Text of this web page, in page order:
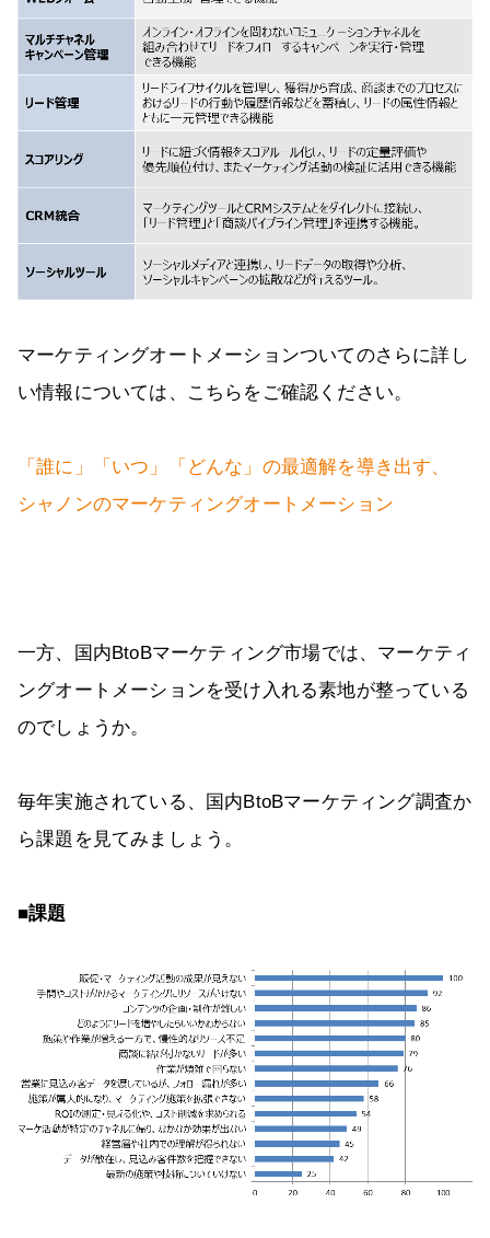
マーケティングオートメーションついてのさらに詳し
い情報については、こちらをご確認ください。
「誰に」「いつ」「どんな」の最適解を導き出す、
シャノンのマーケティングオートメーション
一方、国内BtoBマーケティング市場では、マーケティ
ングオートメーションを受け入れる素地が整っている
のでしょうか。
毎年実施されている、国内BtoBマーケティング調査か
ら課題を見てみましょう。
■課題